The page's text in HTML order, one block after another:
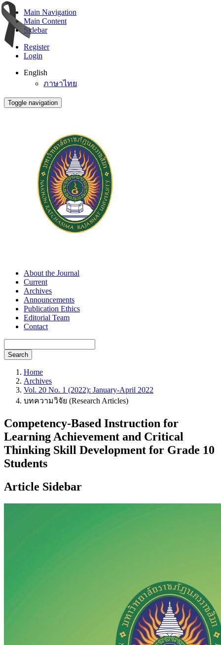
Main Navigation
Main Content
Sidebar
Register
Login
English
ภาษาไทย
Toggle navigation
About the Journal
Current
Archives
Announcements
Publication Ethics
Editorial Team
Contact
Search
Home
Archives
Vol. 20 No. 1 (2022): January-April 2022
บทความวิจัย (Research Articles)
Competency-Based Instruction for
Learning Achievement and Critical
Thinking Skill Development for Grade 10
Students
Article Sidebar